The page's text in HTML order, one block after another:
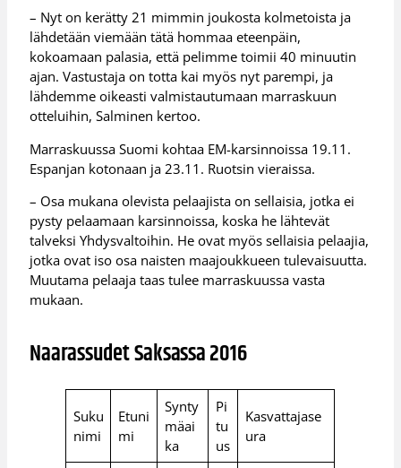
– Nyt on kerätty 21 mimmin joukosta kolmetoista ja
lähdetään viemään tätä hommaa eteenpäin,
kokoamaan palasia, että pelimme toimii 40 minuutin
ajan. Vastustaja on totta kai myös nyt parempi, ja
lähdemme oikeasti valmistautumaan marraskuun
otteluihin, Salminen kertoo.
Marraskuussa Suomi kohtaa EM-karsinnoissa 19.11.
Espanjan kotonaan ja 23.11. Ruotsin vieraissa.
– Osa mukana olevista pelaajista on sellaisia, jotka ei
pysty pelaamaan karsinnoissa, koska he lähtevät
talveksi Yhdysvaltoihin. He ovat myös sellaisia pelaajia,
jotka ovat iso osa naisten maajoukkueen tulevaisuutta.
Muutama pelaaja taas tulee marraskuussa vasta
mukaan.
Naarassudet Saksassa 2016
Suku
nimi
Etuni
mi
Synty
mäai
ka
Pi
tu
us
Kasvattajase
ura